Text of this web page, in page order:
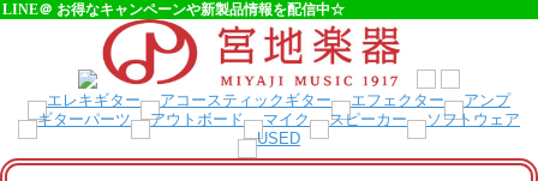
LINE＠ お得なキャンペーンや新製品情報を配信中☆